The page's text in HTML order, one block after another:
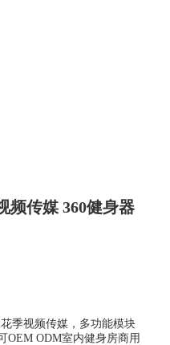
频传媒 360健身器
季视频传媒，多功能模块
OEM ODM室内健身房商用